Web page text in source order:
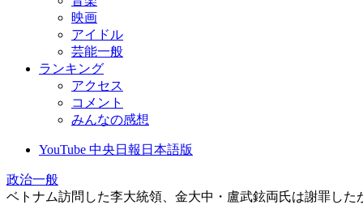
映画
アイドル
芸能一般
ランキング
アクセス
コメント
みんなの感想
YouTube 中央日報日本語版
政治一般
ベトナム訪問した李大統領、金大中・盧武鉉両氏は謝罪し